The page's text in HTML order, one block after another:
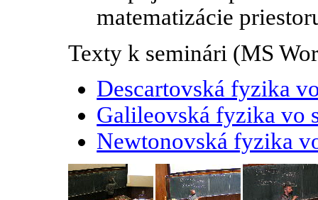
matematizácie
Texty k seminári (MS
Descartovská fyzika
Galileovská fyzika vo
Newtonovská fyzika